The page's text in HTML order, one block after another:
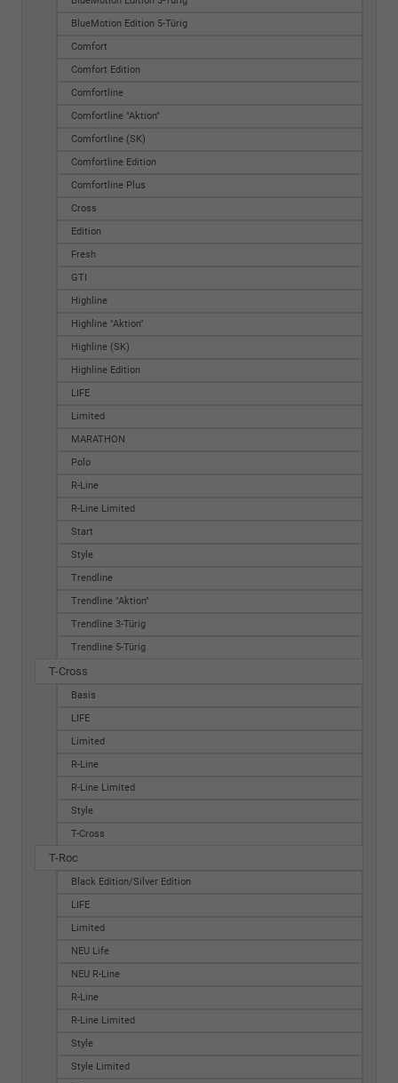
BlueMotion Edition 5-Türig
Comfort
Comfort Edition
Comfortline
Comfortline "Aktion"
Comfortline (SK)
Comfortline Edition
Comfortline Plus
Cross
Edition
Fresh
GTI
Highline
Highline "Aktion"
Highline (SK)
Highline Edition
LIFE
Limited
MARATHON
Polo
R-Line
R-Line Limited
Start
Style
Trendline
Trendline "Aktion"
Trendline 3-Türig
Trendline 5-Türig
T-Cross
Basis
LIFE
Limited
R-Line
R-Line Limited
Style
T-Cross
T-Roc
Black Edition/Silver Edition
LIFE
Limited
NEU Life
NEU R-Line
R-Line
R-Line Limited
Style
Style Limited